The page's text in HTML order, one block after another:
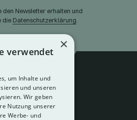
den Newsletter erhalten und
die Datenschutzerklärung.
×
verwendet
um Inhalte und
und unseren
Wir geben
Nutzung unserer
Werbe- und